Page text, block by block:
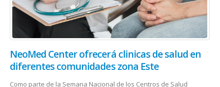
NeoMed Center ofrecerá clinicas de salud en
diferentes comunidades zona Este
Como parte de la Semana Nacional de los Centros de Salud